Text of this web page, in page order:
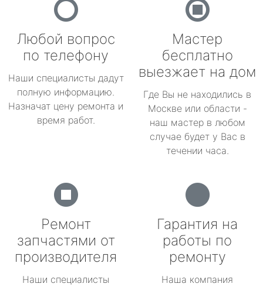
Любой вопрос
по телефону
Наши специалисты дадут
полную информацию.
Назначат цену ремонта и
время работ.
Мастер
бесплатно
выезжает на дом
Где Вы не находились в
Москве или области -
наш мастер в любом
случае будет у Вас в
течении часа.
Ремонт
запчастями от
производителя
Наши специалисты
Гарантия на
работы по
ремонту
Наша компания